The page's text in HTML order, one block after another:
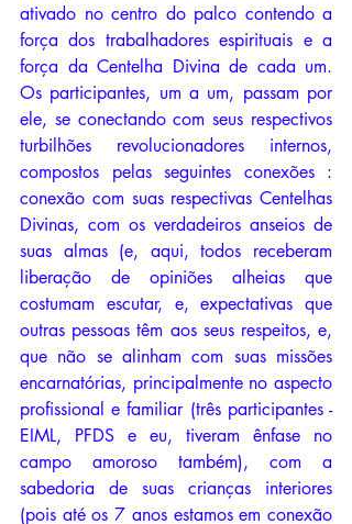
ativado no centro do palco contendo a
força dos trabalhadores espirituais e a
força da Centelha Divina de cada um.
Os participantes, um a um, passam por
ele, se conectando com seus respectivos
turbilhões revolucionadores internos,
compostos pelas seguintes conexões :
conexão com suas respectivas Centelhas
Divinas, com os verdadeiros anseios de
suas almas (e, aqui, todos receberam
liberação de opiniões alheias que
costumam escutar, e, expectativas que
outras pessoas têm aos seus respeitos, e,
que não se alinham com suas missões
encarnatórias, principalmente no aspecto
profissional e familiar (três participantes -
EIML, PFDS e eu, tiveram ênfase no
campo amoroso também), com a
sabedoria de suas crianças interiores
(pois até os 7 anos estamos em conexão